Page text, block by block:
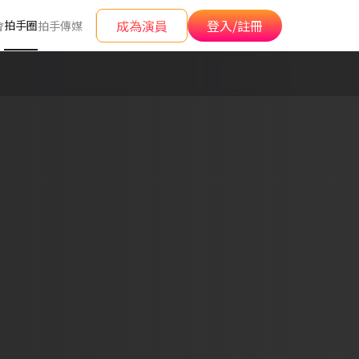
拍手圈拍手傳媒 成為演員 登入/註冊